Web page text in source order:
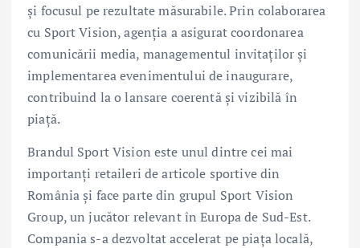
și focusul pe rezultate măsurabile. Prin colaborarea
cu Sport Vision, agenția a asigurat coordonarea
comunicării media, managementul invitaților și
implementarea evenimentului de inaugurare,
contribuind la o lansare coerentă și vizibilă în
piață.
Brandul Sport Vision este unul dintre cei mai
importanți retaileri de articole sportive din
România și face parte din grupul Sport Vision
Group, un jucător relevant în Europa de Sud-Est.
Compania s-a dezvoltat accelerat pe piața locală,